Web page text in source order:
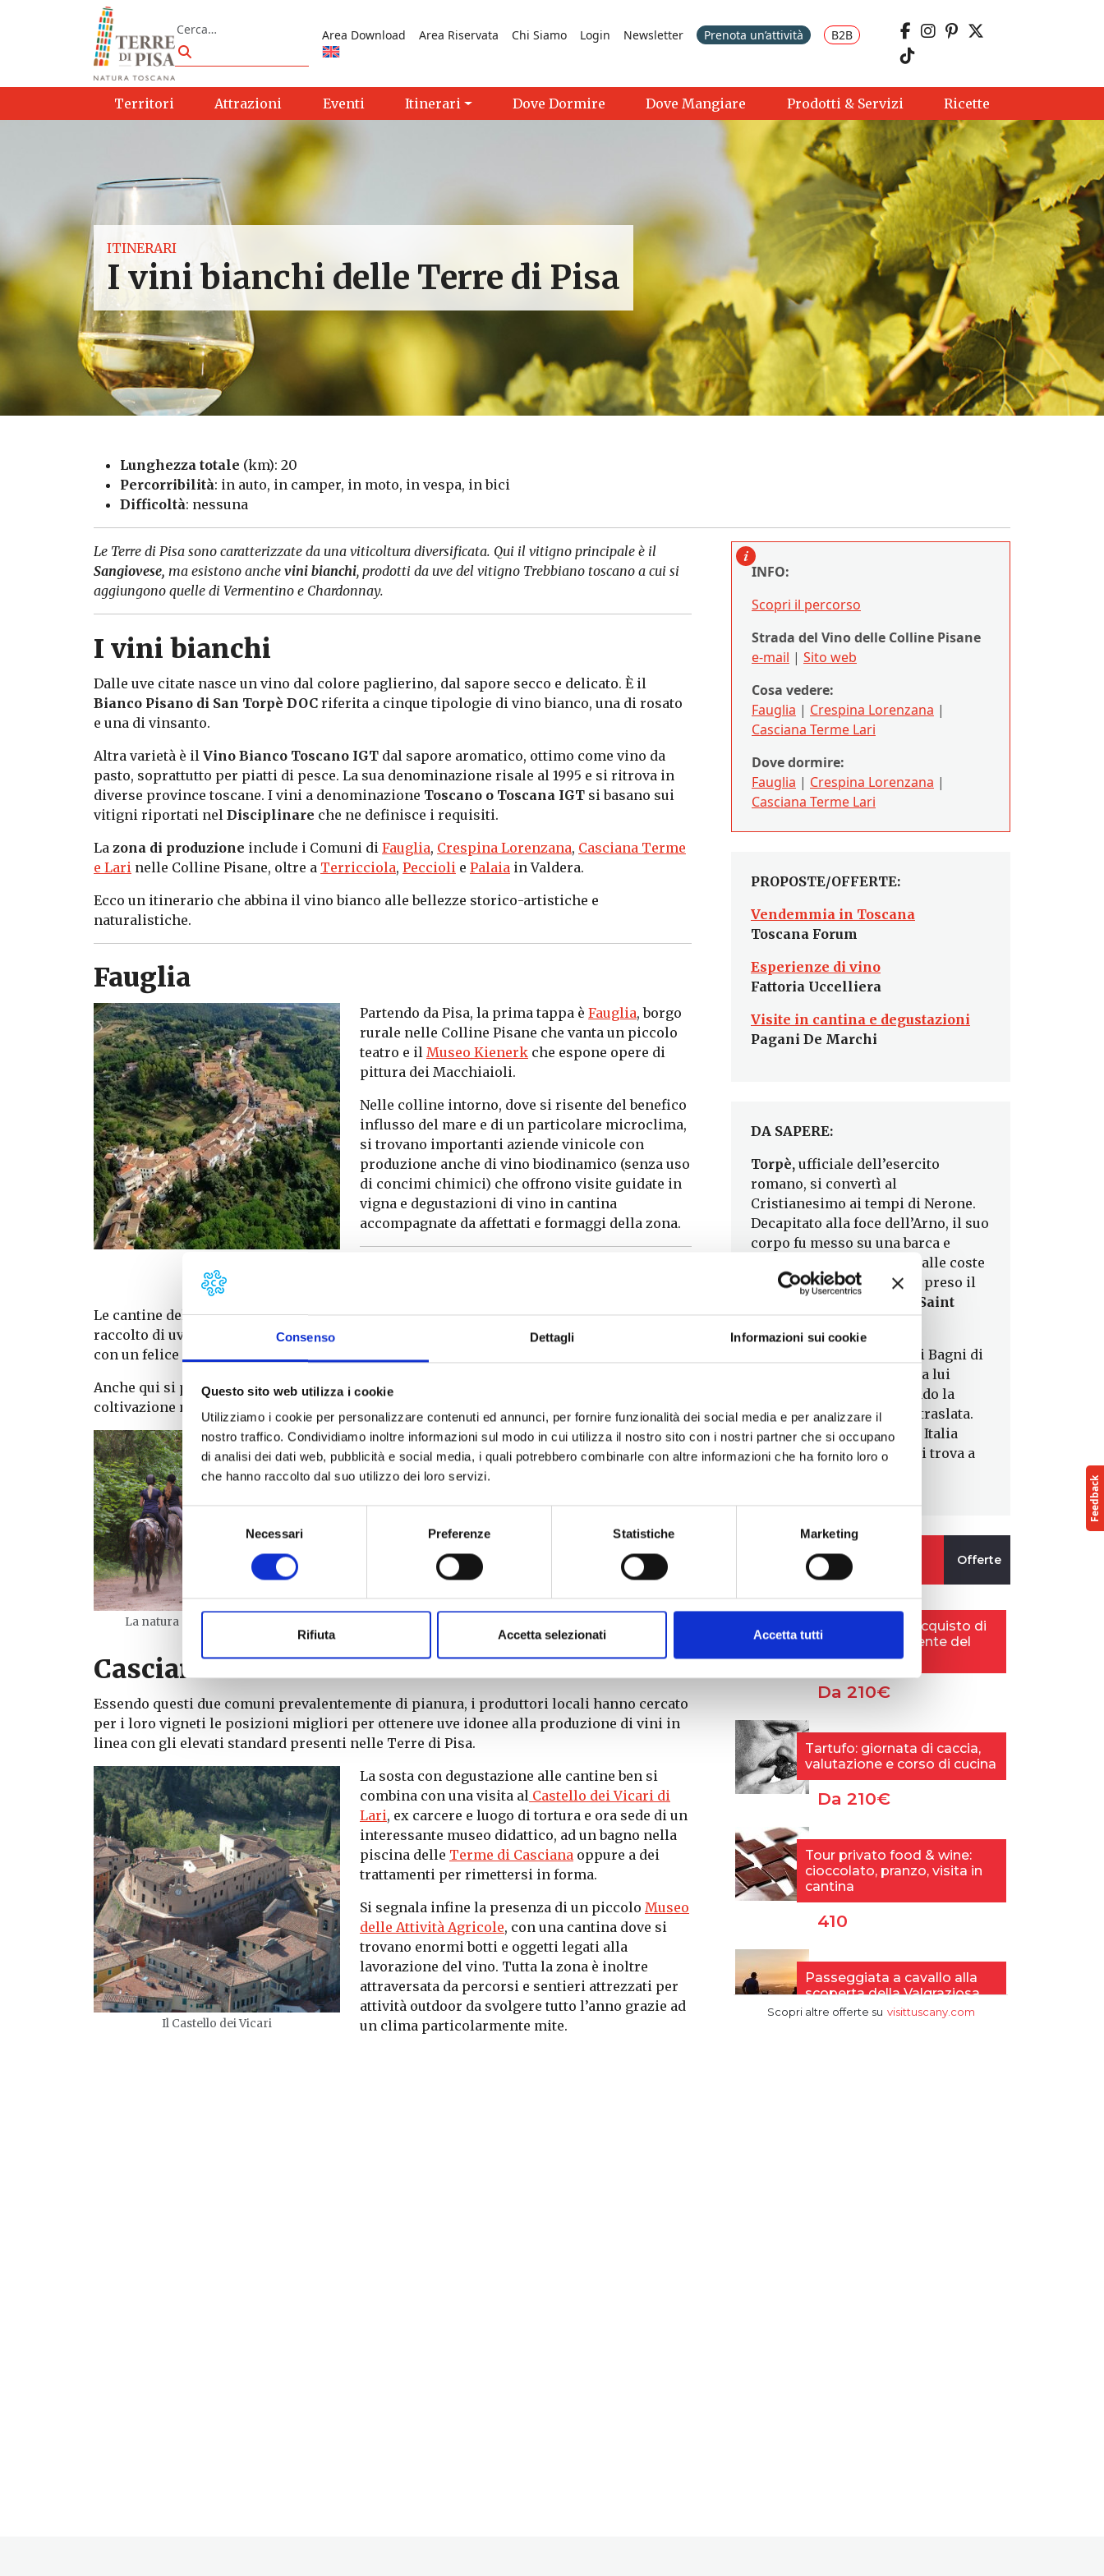
Consenso Dettagli Informazioni sui cookie
Questo sito web utilizza i cookie
Utilizziamo i cookie per personalizzare contenuti ed annunci, per fornire funzionalità dei social media e per analizzare il
nostro traffico. Condividiamo inoltre informazioni sul modo in cui utilizza il nostro sito con i nostri partner che si occupano
di analisi dei dati web, pubblicità e social media, i quali potrebbero combinarle con altre informazioni che ha fornito loro o
che hanno raccolto dal suo utilizzo dei loro servizi.
Selezione
del
consenso
Necessari Preferenze Statistiche Marketing
Rifiuta Accetta selezionati Accetta tutti
Vai al contenuto
Cerca
Cerca
Area Download Area Riservata Chi Siamo Login Newsletter Prenota un’attività B2B
Territori Attrazioni Eventi Itinerari Dove Dormire Dove Mangiare Prodotti & Servizi Ricette
ITINERARI
I vini bianchi delle Terre di Pisa
Lunghezza totale (km): 20
Percorribilità: in auto, in camper, in moto, in vespa, in bici
Difficoltà: nessuna
Le Terre di Pisa sono caratterizzate da una viticoltura diversificata. Qui il vitigno principale è il
Sangiovese, ma esistono anche vini bianchi, prodotti da uve del vitigno Trebbiano toscano a cui si
aggiungono quelle di Vermentino e Chardonnay.
I vini bianchi
Dalle uve citate nasce un vino dal colore paglierino, dal sapore secco e delicato. È il
Bianco Pisano di San Torpè DOC riferita a cinque tipologie di vino bianco, una di rosato
e una di vinsanto.
Altra varietà è il Vino Bianco Toscano IGT dal sapore aromatico, ottimo come vino da
pasto, soprattutto per piatti di pesce. La sua denominazione risale al 1995 e si ritrova in
diverse province toscane. I vini a denominazione Toscano o Toscana IGT si basano sui
vitigni riportati nel Disciplinare che ne definisce i requisiti.
La zona di produzione include i Comuni di Fauglia, Crespina Lorenzana, Casciana Terme
e Lari nelle Colline Pisane, oltre a Terricciola, Peccioli e Palaia in Valdera.
Ecco un itinerario che abbina il vino bianco alle bellezze storico-artistiche e
naturalistiche.
Fauglia
Partendo da Pisa, la prima tappa è Fauglia, borgo
rurale nelle Colline Pisane che vanta un piccolo
teatro e il Museo Kienerk che espone opere di
pittura dei Macchiaioli.
Nelle colline intorno, dove si risente del benefico
influsso del mare e di un particolare microclima,
si trovano importanti aziende vinicole con
produzione anche di vino biodinamico (senza uso
di concimi chimici) che offrono visite guidate in
vigna e degustazioni di vino in cantina
accompagnate da affettati e formaggi della zona.
Le cantine della zona si caratterizzano per la particolare attenzione che viene dedicata al
raccolto di uve vendemmiate in modo differenziato a seconda dei terreni di coltivazione,
con un felice mix di innovazione e tradizione.
Anche qui si producono vini con metodo biologico attraverso procedimenti di
coltivazione naturale, tutelando il rispetto dell’ambiente e la salute del consumatore.
La natura a Crespina-Lorenzana
Ci troviamo in un contesto paesaggistico di
particolare bellezza: non a caso vi si trovano
splendide ville un tempo proprietà di ricche
Villa Museo Pepicon una collezione di oltre
15000 opere.
piacevoli passeggiate o pedalate in bici.
Casciana Terme-Lari
Essendo questi due comuni prevalentemente di pianura, i produttori locali hanno cercato
per i loro vigneti le posizioni migliori per ottenere uve idonee alla produzione di vini in
linea con gli elevati standard presenti nelle Terre di Pisa.
Il Castello dei Vicari
La sosta con degustazione alle cantine ben si
combina con una visita al Castello dei Vicari di
Lari, ex carcere e luogo di tortura e ora sede di un
interessante museo didattico, ad un bagno nella
piscina delle Terme di Casciana oppure a dei
trattamenti per rimettersi in forma.
Si segnala infine la presenza di un piccolo Museo
delle Attività Agricole, con una cantina dove si
trovano enormi botti e oggetti legati alla
lavorazione del vino. Tutta la zona è inoltre
attraversata da percorsi e sentieri attrezzati per
attività outdoor da svolgere tutto l’anno grazie ad
un clima particolarmente mite.
INFO:
Scopri il percorso
Strada del Vino delle Colline Pisane
e-mail | Sito web
Cosa vedere:
Fauglia | Crespina Lorenzana |
Casciana Terme Lari
Dove dormire:
Fauglia | Crespina Lorenzana |
Casciana Terme Lari
PROPOSTE/OFFERTE:
Vendemmia in Toscana
Toscana Forum
Esperienze di vino
Fattoria Uccelliera
Visite in cantina e degustazioni
Pagani De Marchi
DA SAPERE:
Torpè, ufficiale dell’esercito
romano, si convertì al
Cristianesimo ai tempi di Nerone.
Decapitato alla foce dell’Arno, il suo
corpo fu messo su una barca e
trasportato dal mare fino alle coste
francesi. Dal Santo hanno preso il
Saint
A Pisa, vicino ai cosiddetti Bagni di
Nerone, sorge una chiesa a lui
dedicata fin dal 1260 quando la
reliquia della testa fu qui traslata.
C’è solo un’altra chiesa in Italia
dedicata a San Torpete e si trova a